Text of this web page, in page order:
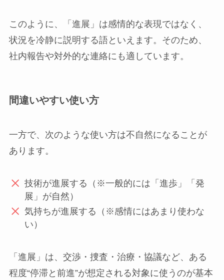
このように、「進展」は感情的な表現ではなく、
状況を冷静に説明する語といえます。そのため、
社内報告や対外的な連絡にも適しています。
間違いやすい使い方
一方で、次のような使い方は不自然になることが
あります。
技術が進展する（※一般的には「進歩」「発
展」が自然）
気持ちが進展する（※感情にはあまり使わな
い）
「進展」は、交渉・捜査・治療・協議など、ある
程度“停滞と前進”が想定される対象に使うのが基本